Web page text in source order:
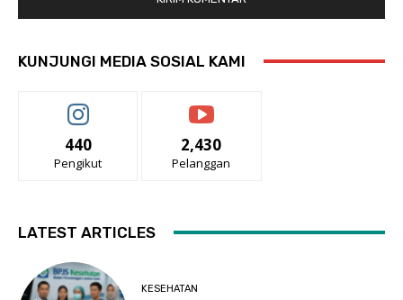
KUNJUNGI MEDIA SOSIAL KAMI
440
Pengikut
2,430
Pelanggan
LATEST ARTICLES
KESEHATAN